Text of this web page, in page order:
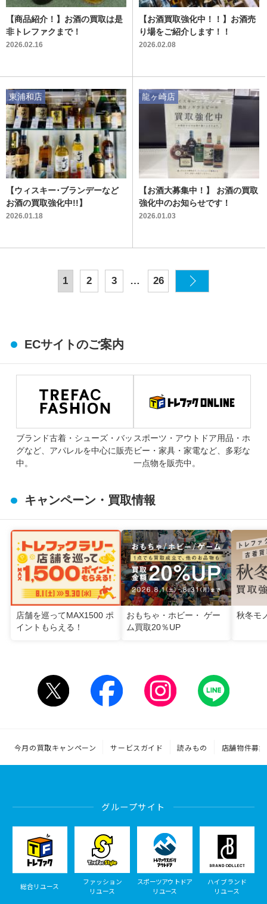
【商品紹介！】お酒の買取は是
非トレファクまで！
2026.02.16
【お酒買取強化中！！】お酒売
り場をご紹介します！！
2026.02.08
【ウィスキー･ブランデーなど
お酒の買取強化中!!】
2026.01.18
東浦和店
【お酒大募集中！】 お酒の買取
強化中のお知らせです！
2026.01.03
龍ヶ崎店
1 2 3 … 26
ECサイトのご案内
ブランド古着・シューズ・バッ
グなど、アパレルを中心に販売
中。
スポーツ・アウトドア用品・ホ
ビー・家具・家電など、多彩な
一点物を販売中。
キャンペーン・買取情報
店舗を巡ってMAX1500 ポ
イントもらえる！
おもちゃ・ホビー・ ゲー
ム買取20％UP
秋冬モ
今月の買取キャンペーン サービスガイド 読みもの 店舗物件募集
グループサイト
総合リユース
ファッション
リユース
スポーツアウトドア
リユース
ハイブランド
リユース